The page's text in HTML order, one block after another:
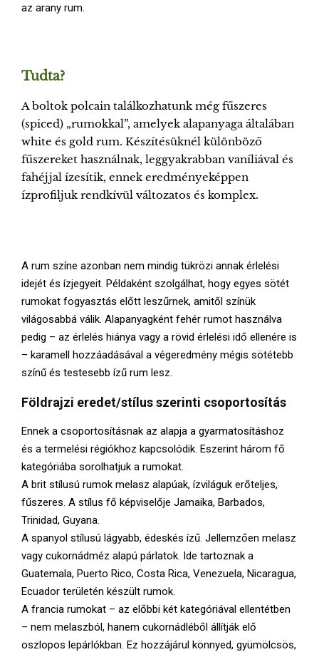
az arany rum.
Tudta?
A boltok polcain találkozhatunk még fűszeres
(spiced) „rumokkal”, amelyek alapanyaga általában
white és gold rum. Készítésüknél különböző
fűszereket használnak, leggyakrabban vaníliával és
fahéjjal ízesítik, ennek eredményeképpen
ízprofiljuk rendkívül változatos és komplex.
A rum színe azonban nem mindig tükrözi annak érlelési
idejét és ízjegyeit. Példaként szolgálhat, hogy egyes sötét
rumokat fogyasztás előtt leszűrnek, amitől színük
világosabbá válik. Alapanyagként fehér rumot használva
pedig – az érlelés hiánya vagy a rövid érlelési idő ellenére is
– karamell hozzáadásával a végeredmény mégis sötétebb
színű és testesebb ízű rum lesz.
Földrajzi eredet/stílus szerinti csoportosítás
Ennek a csoportosításnak az alapja a gyarmatosításhoz
és a termelési régiókhoz kapcsolódik. Eszerint három fő
kategóriába sorolhatjuk a rumokat.
A brit stílusú rumok melasz alapúak, ízviláguk erőteljes,
fűszeres. A stílus fő képviselője Jamaika, Barbados,
Trinidad, Guyana.
A spanyol stílusú lágyabb, édeskés ízű. Jellemzően melasz
vagy cukornádméz alapú párlatok. Ide tartoznak a
Guatemala, Puerto Rico, Costa Rica, Venezuela, Nicaragua,
Ecuador területén készült rumok.
A francia rumokat – az előbbi két kategóriával ellentétben
– nem melaszból, hanem cukornádléből állítják elő
oszlopos lepárlókban. Ez hozzájárul könnyed, gyümölcsös,